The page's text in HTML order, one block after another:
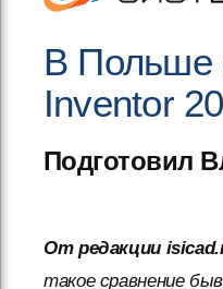
В Польше
Inventor
Подготовил
От редакции
такое сравнение